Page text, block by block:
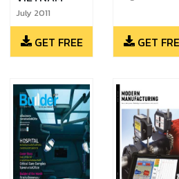
July 2011
GET FREE GET